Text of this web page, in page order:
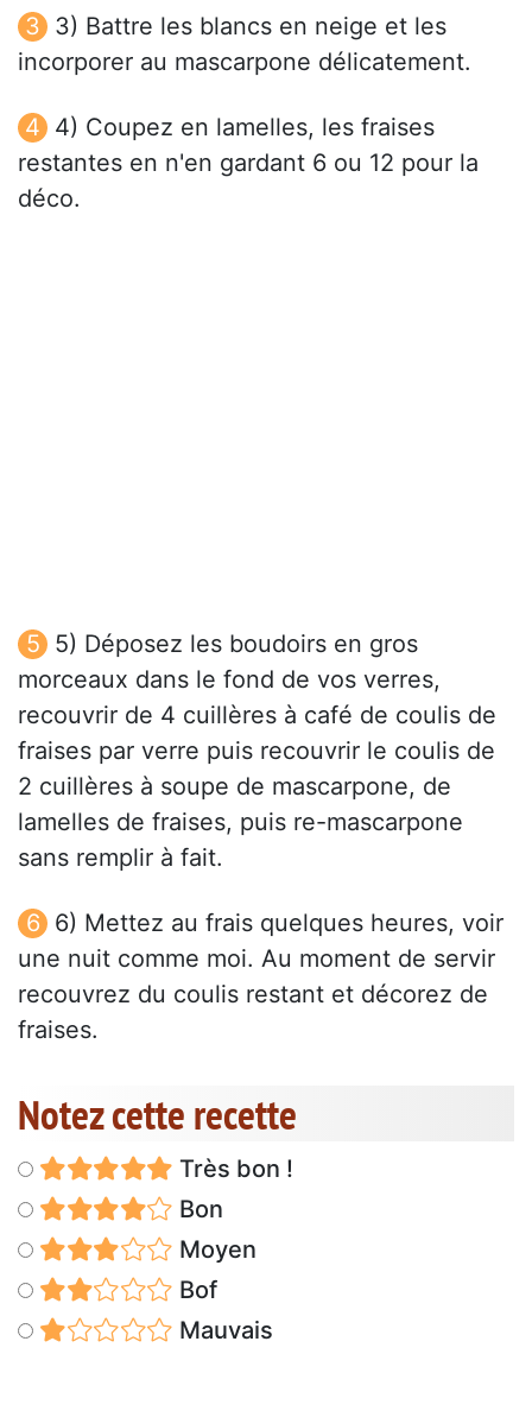
3) Battre les blancs en neige et les
incorporer au mascarpone délicatement.
4) Coupez en lamelles, les fraises
restantes en n'en gardant 6 ou 12 pour la
déco.
5) Déposez les boudoirs en gros
morceaux dans le fond de vos verres,
recouvrir de 4 cuillères à café de coulis de
fraises par verre puis recouvrir le coulis de
2 cuillères à soupe de mascarpone, de
lamelles de fraises, puis re-mascarpone
sans remplir à fait.
6) Mettez au frais quelques heures, voir
une nuit comme moi. Au moment de servir
recouvrez du coulis restant et décorez de
fraises.
Notez cette recette
Très bon !
Bon
Moyen
Bof
Mauvais